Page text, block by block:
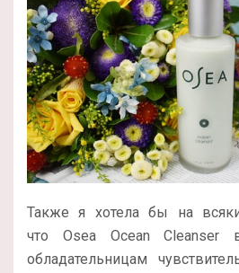
Также я хотела бы на
что Osea Ocean Cleanser
обладательницам